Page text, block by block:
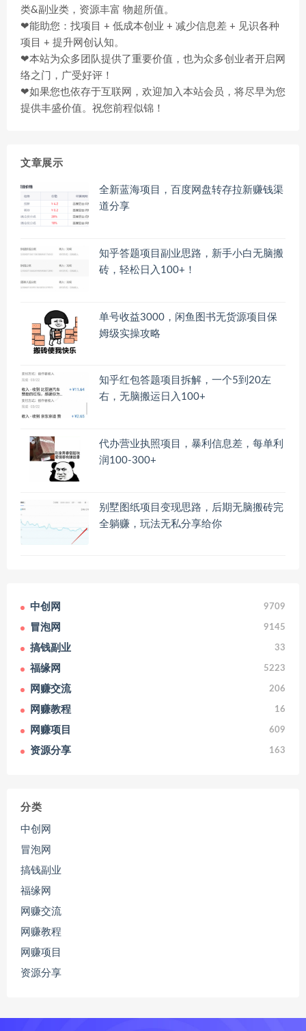
类&副业类，资源丰富 物超所值。
❤能助您：找项目 + 低成本创业 + 减少信息差 + 见识各种
项目 + 提升网创认知。
❤本站为众多团队提供了重要价值，也为众多创业者开启网
络之门，广受好评！
❤如果您也依存于互联网，欢迎加入本站会员，将尽早为您
提供丰盛价值。祝您前程似锦！
文章展示
全新蓝海项目，百度网盘转存拉新赚钱渠
道分享
知乎答题项目副业思路，新手小白无脑搬
砖，轻松日入100+！
单号收益3000，闲鱼图书无货源项目保
姆级实操攻略
知乎红包答题项目拆解，一个5到20左
右，无脑搬运日入100+
代办营业执照项目，暴利信息差，每单利
润100-300+
别墅图纸项目变现思路，后期无脑搬砖完
全躺赚，玩法无私分享给你
中创网 9709
冒泡网 9145
搞钱副业 33
福缘网 5223
网赚交流 206
网赚教程 16
网赚项目 609
资源分享 163
分类
中创网
冒泡网
搞钱副业
福缘网
网赚交流
网赚教程
网赚项目
资源分享